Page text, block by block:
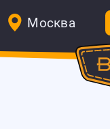
Москва